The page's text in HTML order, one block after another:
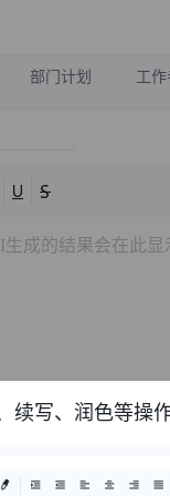
部门计划 工
续写、润色等操